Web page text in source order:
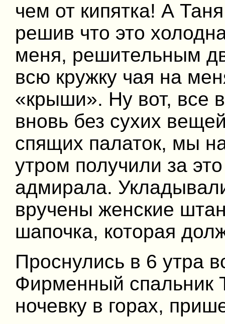
чем от кипятка! А
решив что это
меня, решительным
всю кружку чая на
«крыши». Ну вот, все
вновь без сухих
спящих палаток, мы
утром получили за
адмирала.
вручены женские
шапочка, которая
Проснулись в 6 утра
Фирменный спальник
ночевку в горах,